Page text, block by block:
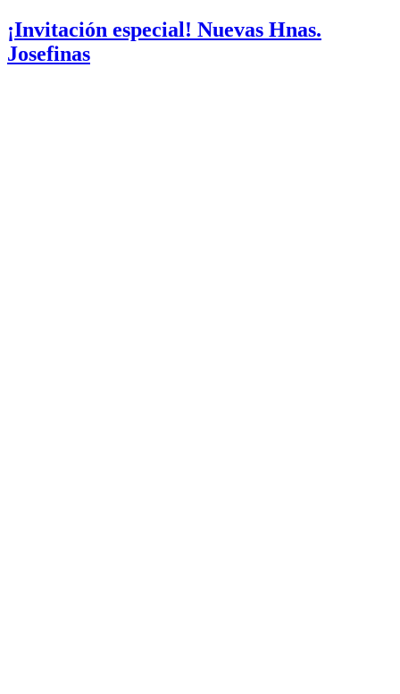
¡Invitación especial! Nuevas Hnas.
Josefinas